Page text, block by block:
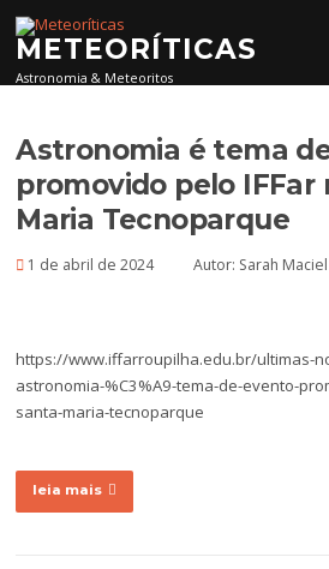
Pular para o conteúdo
METEORÍTICAS
Astronomia & Meteoritos
Astronomia é tema
promovido pelo IFFar
Maria Tecnoparque
1 de abril de 2024 Autor: Sarah Maciel
https://www.iffarroupilha.edu.br/ultimas-
astronomia-%C3%A9-tema-de-evento-
santa-maria-tecnoparque
leia mais